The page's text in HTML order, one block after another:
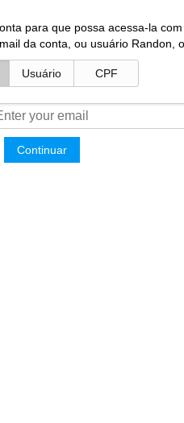
para que possa acessa-la com
da conta, ou usuário Randon,
Usuário CPF